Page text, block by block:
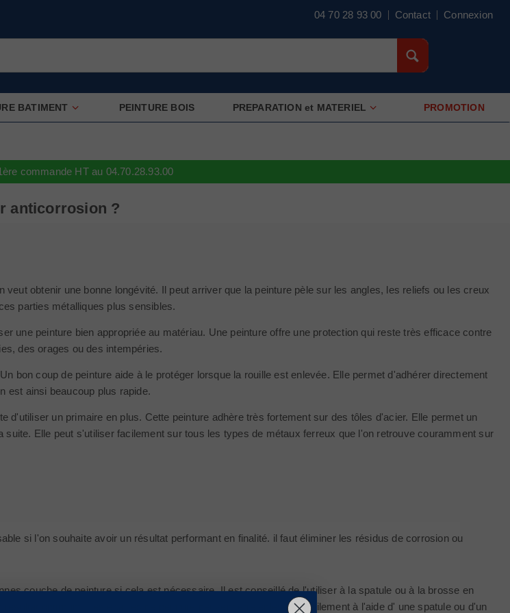
04 70 28 93 00 Contact Connexion
BATIMENT PEINTURE BOIS PREPARATION et MATERIEL PROMOTION
commande HT au 04.70.28.93.00
anticorrosion ?
veut obtenir une bonne longévité. Il peut arriver que la peinture pèle sur les angles, les reliefs ou les creux
parties métalliques plus sensibles.
une peinture bien appropriée au matériau. Une peinture offre une protection qui reste très efficace contre
des orages ou des intempéries.
bon coup de peinture aide à le protéger lorsque la rouille est enlevée. Elle permet d'adhérer directement
est ainsi beaucoup plus rapide.
un primaire en plus. Cette peinture adhère très fortement sur des tôles d'acier. Elle permet un
Elle peut s'utiliser facilement sur tous les types de métaux ferreux que l'on retrouve couramment sur
si l'on souhaite avoir un résultat performant en finalité. il faut éliminer les résidus de corrosion ou
couche de peinture si cela est nécessaire. Il est conseillé de l'utiliser à la spatule ou à la brosse en
optimum. Les écailles de peinture peuvent être enlevées facilement à l'aide d' une spatule ou d'un